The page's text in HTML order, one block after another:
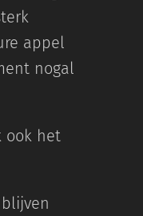
appel
nogal
ook het